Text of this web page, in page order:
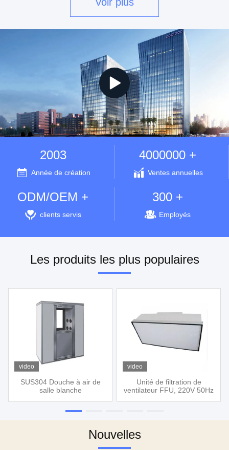
2003
Année de création
4000000 +
Ventes annuelles
ODM/OEM +
clients servis
300 +
Employés
Les produits les plus populaires
video
SUS304 Douche à air de
salle blanche
video
Unité de filtration de
ventilateur FFU, 220V 50Hz
Nouvelles